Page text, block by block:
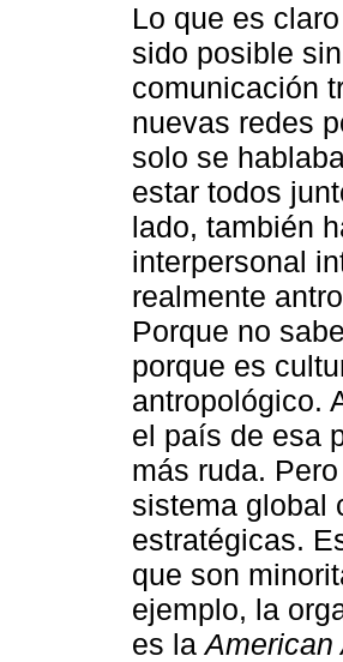
Lo que es
sido posible
comunicación
nuevas redes
solo se
estar todos
lado, también
interpersonal
realmente
Porque no
porque es
antropológico.
el país de esa
más ruda.
sistema global
estratégicas.
que son
ejemplo, la
es laAmerican